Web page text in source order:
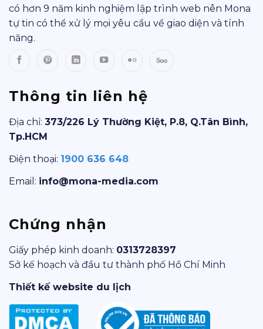
có hơn 9 năm kinh nghiệm lập trình web nên Mona
tự tin có thể xử lý mọi yêu cầu về giao diện và tính
năng.
Thông tin liên hệ
Địa chỉ: 373/226 Lý Thường Kiệt, P.8, Q.Tân Bình,
Tp.HCM
Điện thoại: 1900 636 648
Email: info@mona-media.com
Chứng nhận
Giấy phép kinh doanh: 0313728397
Sở kế hoạch và đầu tư thành phố Hồ Chí Minh
Thiết kế website du lịch